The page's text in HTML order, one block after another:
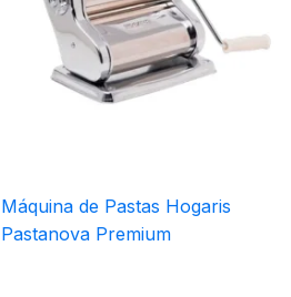
Máquina de Pastas Hogaris
Pastanova Premium